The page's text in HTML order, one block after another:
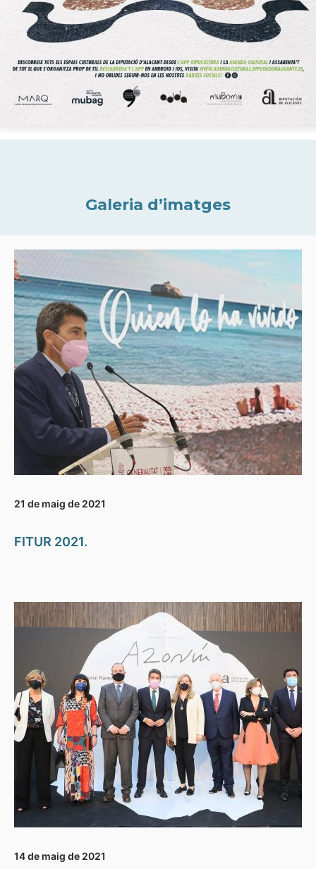
Galeria d’imatges
21 de maig de 2021
FITUR 2021.
14 de maig de 2021